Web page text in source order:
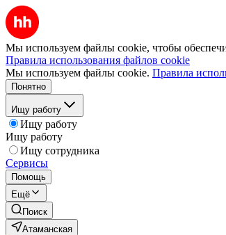
Мы используем файлы cookie, чтобы
Правила использования файлов cookie
Мы используем файлы cookie. Правила
Понятно
Ищу работу
Ищу работу
Ищу работу
Ищу сотрудника
Сервисы
Помощь
Ещё
Поиск
Атаманская